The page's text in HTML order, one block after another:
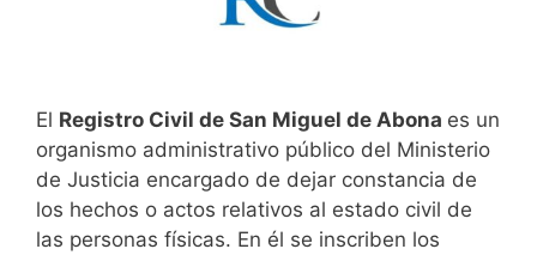
El Registro Civil de San Miguel de Abona es un
organismo administrativo público del Ministerio
de Justicia encargado de dejar constancia de
los hechos o actos relativos al estado civil de
las personas físicas. En él se inscriben los